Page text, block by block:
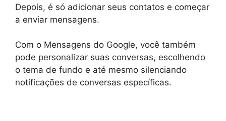
Depois, é só adicionar seus contatos e começar
a enviar mensagens.
Com o Mensagens do Google, você também
pode personalizar suas conversas, escolhendo
o tema de fundo e até mesmo silenciando
notificações de conversas específicas.